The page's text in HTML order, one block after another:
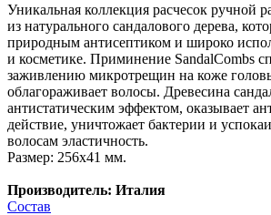
Уникальная коллекция расчесок ручной
из натурального сандалового дерева,
природным антисептиком и широко
и косметике. Приминение SandalCombs
заживлению микротрещин на коже
облагораживает волосы. Древесина
антистатическим эффектом, оказывает
действие, уничтожает бактерии и
волосам эластичность.
Размер: 256х41 мм.
Производитель: Италия
Состав